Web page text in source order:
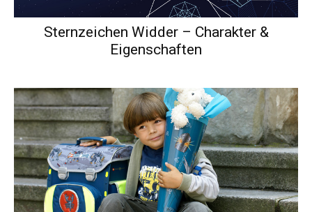
Sternzeichen Widder – Charakter &
Eigenschaften